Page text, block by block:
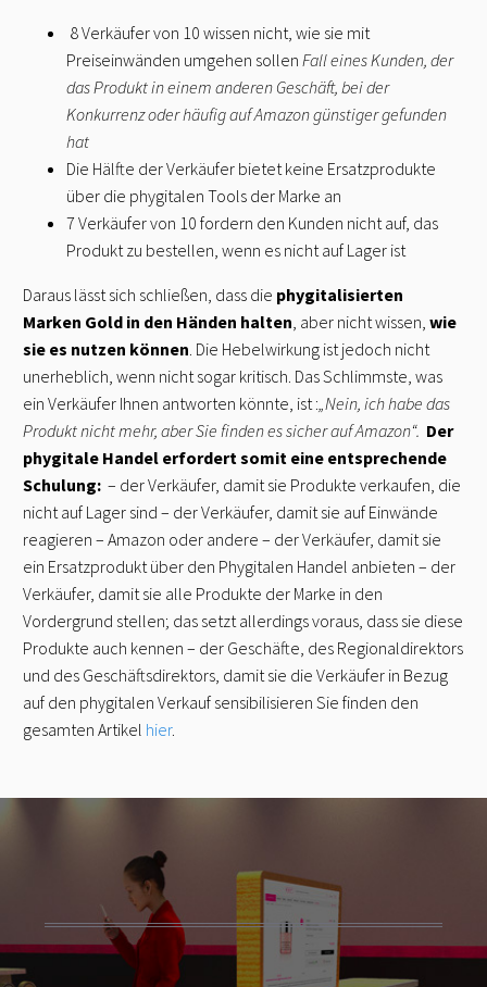
8 Verkäufer von 10 wissen nicht, wie sie mit
Preiseinwänden umgehen sollen Fall eines Kunden, der
das Produkt in einem anderen Geschäft, bei der
Konkurrenz oder häufig auf Amazon günstiger gefunden
hat
Die Hälfte der Verkäufer bietet keine Ersatzprodukte
über die phygitalen Tools der Marke an
7 Verkäufer von 10 fordern den Kunden nicht auf, das
Produkt zu bestellen, wenn es nicht auf Lager ist
Daraus lässt sich schließen, dass die phygitalisierten
Marken Gold in den Händen halten , aber nicht wissen, wie
sie es nutzen können . Die Hebelwirkung ist jedoch nicht
unerheblich, wenn nicht sogar kritisch. Das Schlimmste, was
ein Verkäufer Ihnen antworten könnte, ist : „Nein, ich habe das
Produkt nicht mehr, aber Sie finden es sicher auf Amazon“. Der
phygitale Handel erfordert somit eine entsprechende
Schulung: – der Verkäufer, damit sie Produkte verkaufen, die
nicht auf Lager sind – der Verkäufer, damit sie auf Einwände
reagieren – Amazon oder andere – der Verkäufer, damit sie
ein Ersatzprodukt über den Phygitalen Handel anbieten – der
Verkäufer, damit sie alle Produkte der Marke in den
Vordergrund stellen; das setzt allerdings voraus, dass sie diese
Produkte auch kennen – der Geschäfte, des Regionaldirektors
und des Geschäftsdirektors, damit sie die Verkäufer in Bezug
auf den phygitalen Verkauf sensibilisieren Sie finden den
gesamten Artikel hier.